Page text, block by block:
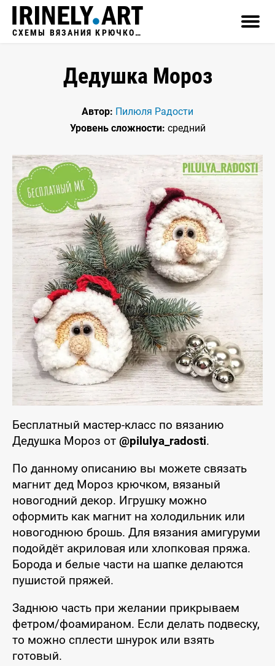
СХЕМЫ ВЯЗАНИЯ КРЮЧКОМ
Дедушка Мороз
Автор: Пилюля Радости
Уровень сложности: средний
Бесплатный мастер-класс по вязанию
Дедушка Мороз от @pilulya_radosti.
По данному описанию вы можете связать
магнит дед Мороз крючком, вязаный
новогодний декор. Игрушку можно
оформить как магнит на холодильник или
новогоднюю брошь. Для вязания амигуруми
подойдёт акриловая или хлопковая пряжа.
Борода и белые части на шапке делаются
пушистой пряжей.
Заднюю часть при желании прикрываем
фетром/фоамираном. Если делать подвеску,
то можно сплести шнурок или взять
готовый.